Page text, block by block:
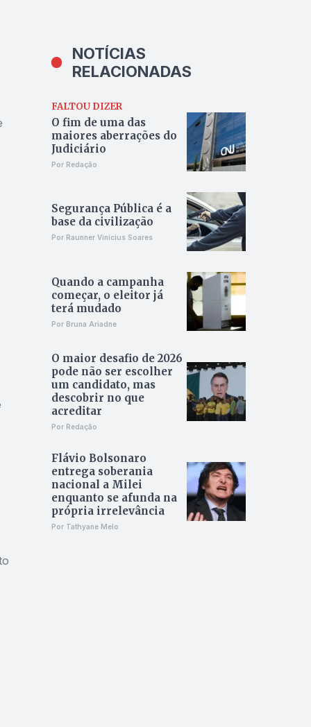
NOTÍCIAS
RELACIONADAS
FALTOU DIZER
O fim de uma das
maiores aberrações do
Judiciário
Por Redação
Segurança Pública é a
base da civilização
Por Raunner Vinícius Soares
Quando a campanha
começar, o eleitor já
terá mudado
Por Bruna Ariadne
O maior desafio de 2026
pode não ser escolher
um candidato, mas
descobrir no que
acreditar
Por Redação
Flávio Bolsonaro
entrega soberania
nacional a Milei
enquanto se afunda na
própria irrelevância
Por Tathyane Melo